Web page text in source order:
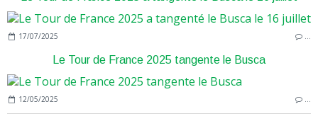
17/07/2025 …
Le Tour de France 2025 tangente le Busca
12/05/2025 …